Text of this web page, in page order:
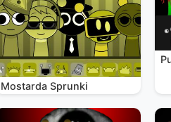
Mostarda Sprunki